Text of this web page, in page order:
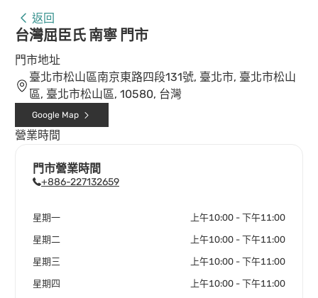
返回
台灣屈臣氏 南寧 門市
門市地址
臺北市松山區南京東路四段131號, 臺北市, 臺北市松山
區, 臺北市松山區, 10580, 台灣
Google Map
營業時間
門市營業時間
+886-227132659
星期一 上午10:00 - 下午11:00
星期二 上午10:00 - 下午11:00
星期三 上午10:00 - 下午11:00
星期四 上午10:00 - 下午11:00